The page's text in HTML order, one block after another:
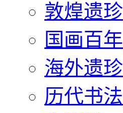
敦煌遗珍
国画百年
海外遗珍
历代书法